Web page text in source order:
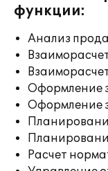
функции:
Анализ
Оформление
Оформление
Расчет